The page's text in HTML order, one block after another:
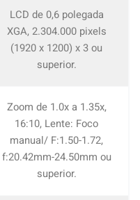
LCD de 0,6 polegada
XGA, 2.304.000 pixels
(1920 x 1200) x 3 ou
superior.
Zoom de 1.0x a 1.35x,
16:10, Lente: Foco
manual/ F:1.50-1.72,
f:20.42mm-24.50mm ou
superior.